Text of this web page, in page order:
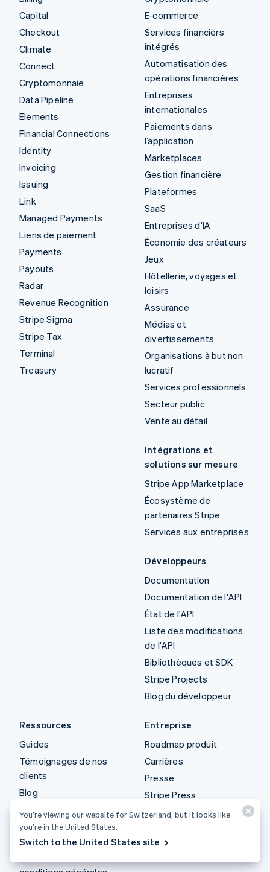
Capital
Checkout
Climate
Connect
Cryptomonnaie
Data Pipeline
Elements
Financial Connections
Identity
Invoicing
Issuing
Link
Managed Payments
Liens de paiement
Payments
Payouts
Radar
Revenue Recognition
Stripe Sigma
Stripe Tax
Terminal
Treasury
E-commerce
Services financiers
intégrés
Automatisation des
opérations financières
Entreprises
internationales
Paiements dans
l’application
Marketplaces
Gestion financière
Plateformes
SaaS
Entreprises d'IA
Économie des créateurs
Jeux
Hôtellerie, voyages et
loisirs
Assurance
Médias et
divertissements
Organisations à but non
lucratif
Services professionnels
Secteur public
Vente au détail
Intégrations et
solutions sur mesure
Stripe App Marketplace
Écosystème de
partenaires Stripe
Services aux entreprises
Développeurs
Documentation
Documentation de l'API
État de l'API
Liste des modifications
de l'API
Bibliothèques et SDK
Stripe Projects
Blog du développeur
Ressources
Guides
Témoignages de nos
clients
Blog
Sessions : conférence
annuelle
Entreprise
Roadmap produit
Carrières
Presse
Stripe Press
Contactez-nous
You’re viewing our website for Switzerland, but it looks like
you’re in the United States.
Switch to the United States site